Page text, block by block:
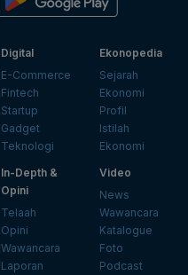
Digital
E-Commerce
Fintech
Startup
Gadget
Teknologi
Ekonopedia
Sejarah
Ekonomi
Profil
Istilah
Ekonomi
In-Depth &
Opini
Telaah
Opini
Wawancara
Laporan
Video
News
Wawancara
Katalogue
Foto
Podcast